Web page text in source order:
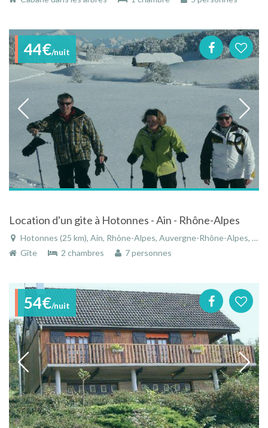
44€/nuit
Location d'un gite à Hotonnes - Ain - Rhône-Alpes
Hotonnes (25 km), Ain, Rhône-Alpes, Auvergne-Rhône-Alpes, France
Gîte
2 chambres 7 personnes
54€/nuit